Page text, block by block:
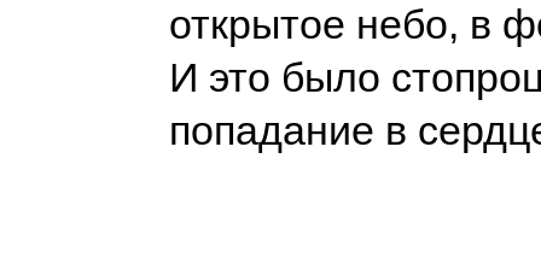
открытое небо, в
И это было
попадание в